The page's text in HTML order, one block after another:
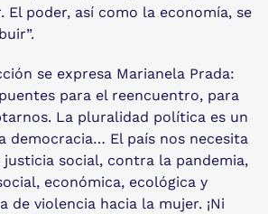
El poder, así como la economía, se
se expresa Marianela Prada:
para el reencuentro, para
La pluralidad política es un
democracia… El país nos necesita
social, contra la pandemia,
económica, ecológica y
de violencia hacia la mujer. ¡Ni